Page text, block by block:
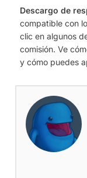
Descargo de
compatible con
clic en algunos
comisión. Ve
y cómo puedes